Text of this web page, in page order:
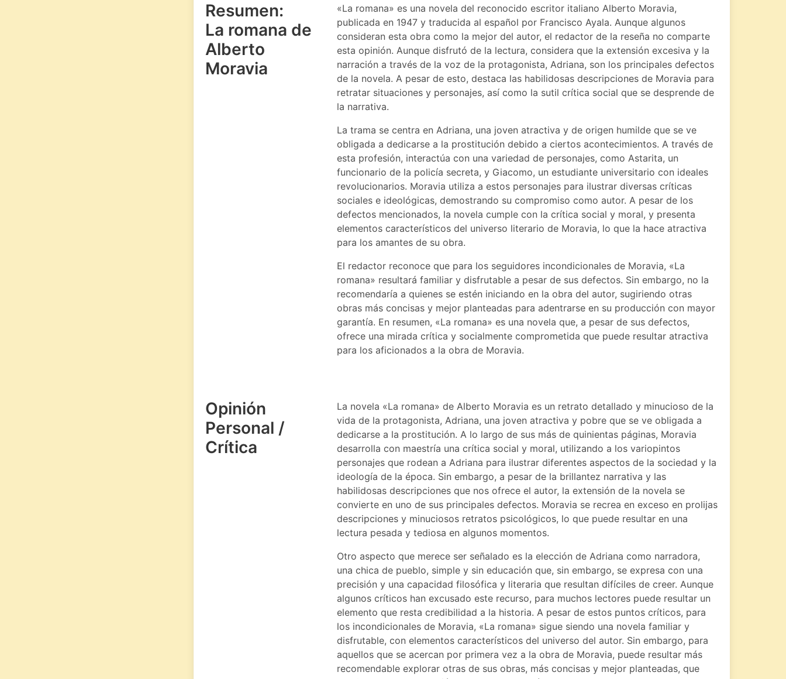
Resumen:
La romana de
Alberto
Moravia
«La romana» es una novela del reconocido escritor italiano Alberto Moravia,
publicada en 1947 y traducida al español por Francisco Ayala. Aunque algunos
consideran esta obra como la mejor del autor, el redactor de la reseña no comparte
esta opinión. Aunque disfrutó de la lectura, considera que la extensión excesiva y la
narración a través de la voz de la protagonista, Adriana, son los principales defectos
de la novela. A pesar de esto, destaca las habilidosas descripciones de Moravia para
retratar situaciones y personajes, así como la sutil crítica social que se desprende de
la narrativa.
La trama se centra en Adriana, una joven atractiva y de origen humilde que se ve
obligada a dedicarse a la prostitución debido a ciertos acontecimientos. A través de
esta profesión, interactúa con una variedad de personajes, como Astarita, un
funcionario de la policía secreta, y Giacomo, un estudiante universitario con ideales
revolucionarios. Moravia utiliza a estos personajes para ilustrar diversas críticas
sociales e ideológicas, demostrando su compromiso como autor. A pesar de los
defectos mencionados, la novela cumple con la crítica social y moral, y presenta
elementos característicos del universo literario de Moravia, lo que la hace atractiva
para los amantes de su obra.
El redactor reconoce que para los seguidores incondicionales de Moravia, «La
romana» resultará familiar y disfrutable a pesar de sus defectos. Sin embargo, no la
recomendaría a quienes se estén iniciando en la obra del autor, sugiriendo otras
obras más concisas y mejor planteadas para adentrarse en su producción con mayor
garantía. En resumen, «La romana» es una novela que, a pesar de sus defectos,
ofrece una mirada crítica y socialmente comprometida que puede resultar atractiva
para los aficionados a la obra de Moravia.
Opinión
Personal /
Crítica
La novela «La romana» de Alberto Moravia es un retrato detallado y minucioso de la
vida de la protagonista, Adriana, una joven atractiva y pobre que se ve obligada a
dedicarse a la prostitución. A lo largo de sus más de quinientas páginas, Moravia
desarrolla con maestría una crítica social y moral, utilizando a los variopintos
personajes que rodean a Adriana para ilustrar diferentes aspectos de la sociedad y la
ideología de la época. Sin embargo, a pesar de la brillantez narrativa y las
habilidosas descripciones que nos ofrece el autor, la extensión de la novela se
convierte en uno de sus principales defectos. Moravia se recrea en exceso en prolijas
descripciones y minuciosos retratos psicológicos, lo que puede resultar en una
lectura pesada y tediosa en algunos momentos.
Otro aspecto que merece ser señalado es la elección de Adriana como narradora,
una chica de pueblo, simple y sin educación que, sin embargo, se expresa con una
precisión y una capacidad filosófica y literaria que resultan difíciles de creer. Aunque
algunos críticos han excusado este recurso, para muchos lectores puede resultar un
elemento que resta credibilidad a la historia. A pesar de estos puntos críticos, para
los incondicionales de Moravia, «La romana» sigue siendo una novela familiar y
disfrutable, con elementos característicos del universo del autor. Sin embargo, para
aquellos que se acercan por primera vez a la obra de Moravia, puede resultar más
recomendable explorar otras de sus obras, más concisas y mejor planteadas, que